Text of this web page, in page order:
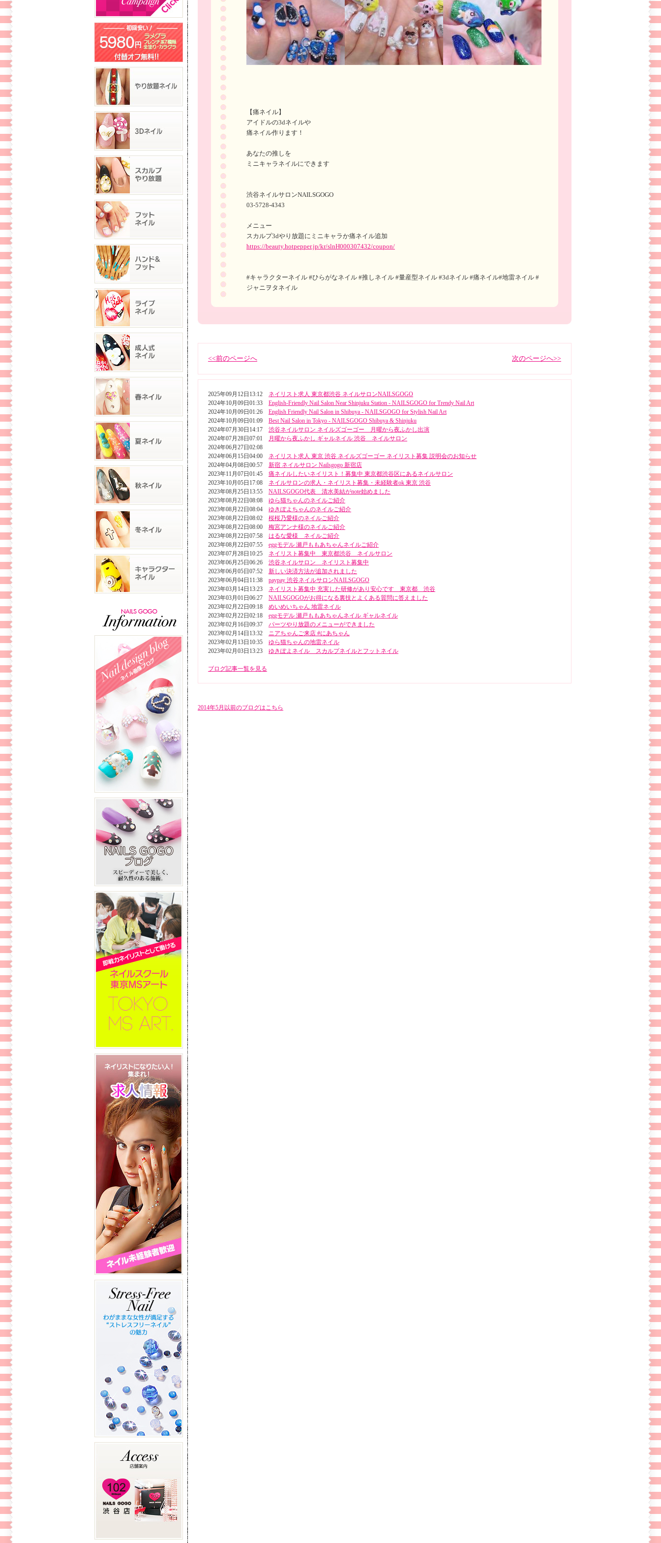
【痛ネイル】
アイドルの3dネイルや
痛ネイル作ります！
あなたの推しを
ミニキャラネイルにできます
渋谷ネイルサロンNAILSGOGO
03-5728-4343
メニュー
スカルプ3dやり放題にミニキャラか痛ネイル追加
https://beauty.hotpepper.jp/kr/slnH000307432/coupon/
#キャラクターネイル #ひらがなネイル #推しネイル #量産型ネイル #3dネイル #痛ネイル#地雷ネイル #
ジャニヲタネイル
<<前のページへ 次のページへ>>
2025年09月12日13:12 ネイリスト求人 東京都渋谷 ネイルサロンNAILSGOGO
2024年10月09日01:33 English-Friendly Nail Salon Near Shinjuku Station - NAILSGOGO for Trendy Nail Art
2024年10月09日01:26 English Friendly Nail Salon in Shibuya - NAILSGOGO for Stylish Nail Art
2024年10月09日01:09 Best Nail Salon in Tokyo - NAILSGOGO Shibuya & Shinjuku
2024年07月30日14:17 渋谷ネイルサロン ネイルズゴーゴー 月曜から夜ふかし出演
2024年07月28日07:01
月曜から夜ふかし ギャルネイル 渋谷 ネイルサロン
2024年06月27日02:08
2024年06月15日04:00 ネイリスト求人 東京 渋谷 ネイルズゴーゴー ネイリスト募集 説明会のお知らせ
2024年04月08日00:57 新宿 ネイルサロン Nailsgogo 新宿店
2023年11月07日01:45 痛ネイルしたいネイリスト！募集中 東京都渋谷区にあるネイルサロン
2023年10月05日17:08 ネイルサロンの求人・ネイリスト募集・未経験者ok 東京 渋谷
2023年08月25日13:55 NAILSGOGO代表 清水美結がnote始めました
2023年08月22日08:08 ゆら猫ちゃんのネイルご紹介
2023年08月22日08:04 ゆきぽよちゃんのネイルご紹介
2023年08月22日08:02 桜桜乃愛様のネイルご紹介
2023年08月22日08:00 梅宮アンナ様のネイルご紹介
2023年08月22日07:58 はるな愛様 ネイルご紹介
2023年08月22日07:55 eggモデル 瀬戸ももあちゃんネイルご紹介
2023年07月28日10:25 ネイリスト募集中 東京都渋谷 ネイルサロン
2023年06月25日06:26 渋谷ネイルサロン ネイリスト募集中
2023年06月05日07:52 新しい決済方法が追加されました
2023年06月04日11:38 paypay 渋谷ネイルサロンNAILSGOGO
2023年03月14日13:23 ネイリスト募集中 充実した研修があり安心です 東京都 渋谷
2023年03月01日06:27 NAILSGOGOがお得になる裏技とよくある質問に答えました
2023年02月22日09:18 めいめいちゃん 地雷ネイル
2023年02月22日02:18 eggモデル 瀬戸ももあちゃんネイル ギャルネイル
2023年02月16日09:37 パーツやり放題のメニューができました
2023年02月14日13:32 ニアちゃんご来店 #にあちゃん
2023年02月13日10:35 ゆら猫ちゃんの地雷ネイル
2023年02月03日13:23 ゆきぽよネイル スカルプネイルとフットネイル
ブログ記事一覧を見る
2014年5月以前のブログはこちら